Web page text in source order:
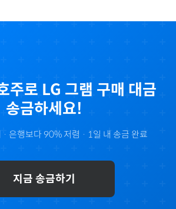
주로 LG 그램 구매 대금
송금하세요!
은행보다 90% 저렴 · 1일 내 송금 완료
지금 송금하기